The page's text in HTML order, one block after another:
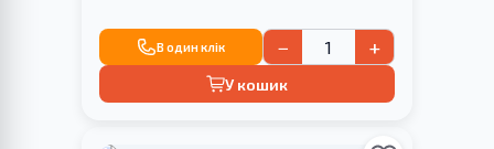
В один клік − +
У кошик